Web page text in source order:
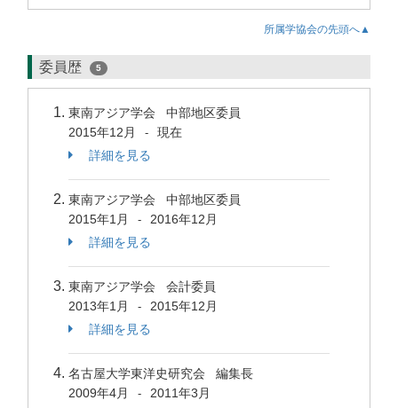
所属学協会の先頭へ▲
委員歴 5
東南アジア学会 中部地区委員
2015年12月
-
現在
詳細を見る
東南アジア学会 中部地区委員
2015年1月
-
2016年12月
詳細を見る
東南アジア学会 会計委員
2013年1月
-
2015年12月
詳細を見る
名古屋大学東洋史研究会 編集長
2009年4月
-
2011年3月